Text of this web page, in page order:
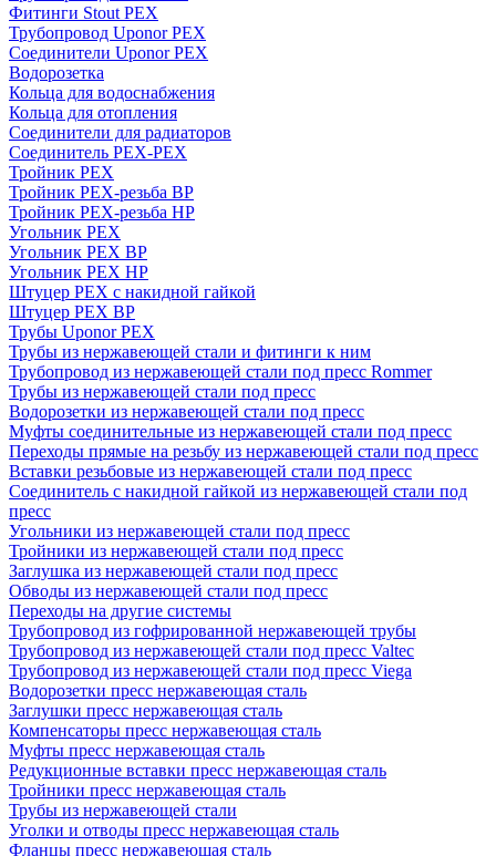
Фитинги Stout PEX
Трубопровод Uponor PEX
Соединители Uponor PEX
Водорозетка
Кольца для водоснабжения
Кольца для отопления
Соединители для радиаторов
Соединитель PEX-PEX
Тройник PEX
Тройник PEX-резьба ВР
Тройник PEX-резьба НР
Угольник PEX
Угольник PEX ВР
Угольник PEX НР
Штуцер PEX c накидной гайкой
Штуцер PEX ВР
Трубы Uponor PEX
Трубы из нержавеющей стали и фитинги к ним
Трубопровод из нержавеющей стали под пресс Rommer
Трубы из нержавеющей стали под пресс
Водорозетки из нержавеющей стали под пресс
Муфты соединительные из нержавеющей стали под пресс
Переходы прямые на резьбу из нержавеющей стали под пресс
Вставки резьбовые из нержавеющей стали под пресс
Соединитель с накидной гайкой из нержавеющей стали под
пресс
Угольники из нержавеющей стали под пресс
Тройники из нержавеющей стали под пресс
Заглушка из нержавеющей стали под пресс
Обводы из нержавеющей стали под пресс
Переходы на другие системы
Трубопровод из гофрированной нержавеющей трубы
Трубопровод из нержавеющей стали под пресс Valtec
Трубопровод из нержавеющей стали под пресс Viega
Водорозетки пресс нержавеющая сталь
Заглушки пресс нержавеющая сталь
Компенсаторы пресс нержавеющая сталь
Муфты пресс нержавеющая сталь
Редукционные вставки пресс нержавеющая сталь
Тройники пресс нержавеющая сталь
Трубы из нержавеющей стали
Уголки и отводы пресс нержавеющая сталь
Фланцы пресс нержавеющая сталь